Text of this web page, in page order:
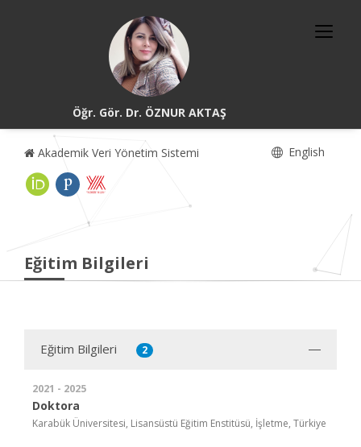
Öğr. Gör. Dr. ÖZNUR AKTAŞ
Akademik Veri Yönetim Sistemi English
Eğitim Bilgileri
Eğitim Bilgileri 2
2021 - 2025
Doktora
Karabük Üniversitesi, Lisansüstü Eğitim Enstitüsü, İşletme, Türkiye